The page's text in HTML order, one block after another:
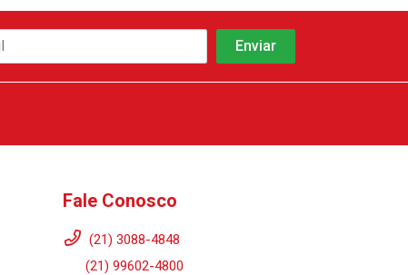
Fale Conosco
(21) 3088-4848
(21) 99602-4800